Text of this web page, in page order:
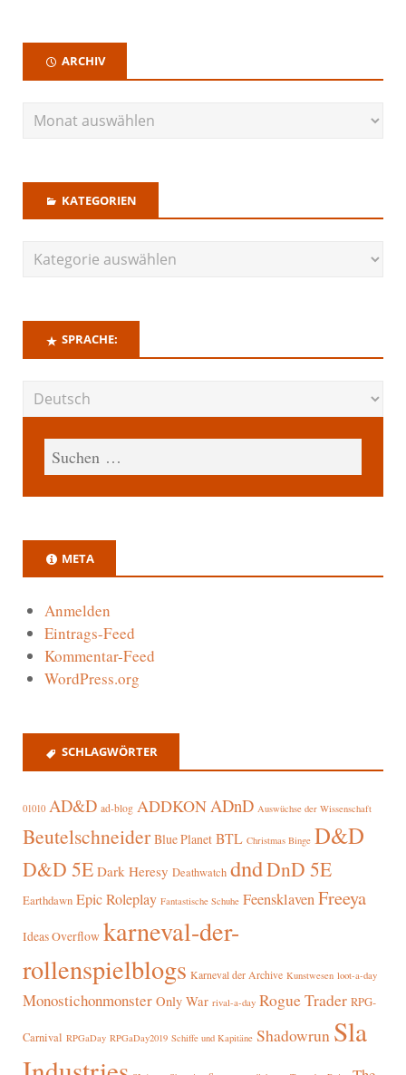
ARCHIV
KATEGORIEN
SPRACHE:
META
Anmelden
Eintrags-Feed
Kommentar-Feed
WordPress.org
SCHLAGWÖRTER
01010 AD&D ad-blog ADDKON ADnD Auswüchse der Wissenschaft
Beutelschneider Blue Planet BTL Christmas Binge D&D
D&D 5E Dark Heresy Deathwatch dndDnD 5E
Earthdawn Epic Roleplay Fantastische Schuhe FeensklavenFreeya
Ideas Overflow karneval-der-
rollenspielblogs Karneval der Archive Kunstwesen loot-a-day
Monostichonmonster Only War rival-a-day Rogue Trader RPG-
Carnival RPGaDay RPGaDay2019 Schiffe und Kapitäne Shadowrun Sla